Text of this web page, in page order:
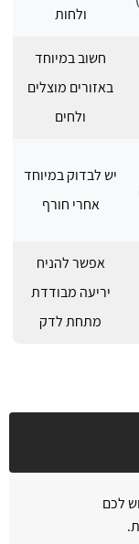
ולחות
חשוב במיוחד
באזורים מוצלים
ולחים
יש לבדוק במיוחד
אחרי חורף
אפשר להניח
יריעה מבודדת
מתחת לדק
לכם